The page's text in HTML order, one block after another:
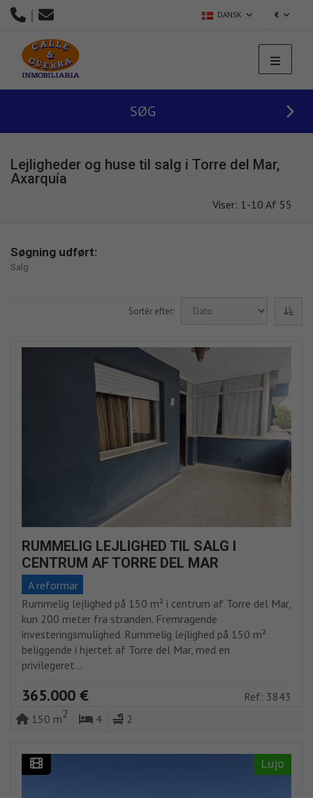
| DANSK €
SØG
Lejligheder og huse til salg i Torre del Mar,
Axarquía
Viser: 1-10 Af 55
Søgning udført:
Salg
Sortér efter:
RUMMELIG LEJLIGHED TIL SALG I
CENTRUM AF TORRE DEL MAR
A reformar
Rummelig lejlighed på 150 m² i centrum af Torre del Mar,
kun 200 meter fra stranden. Fremragende
investeringsmulighed. Rummelig lejlighed på 150 m²
beliggende i hjertet af Torre del Mar, med en
privilegeret...
365.000 €
Ref: 3843
150 m2 4 2
Lujo